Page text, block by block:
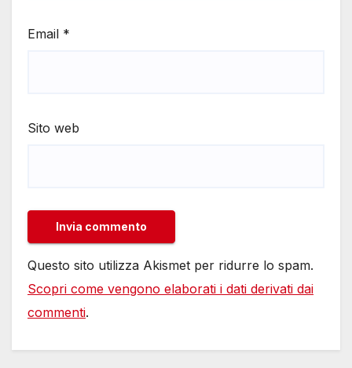
Email *
Sito web
Questo sito utilizza Akismet per ridurre lo spam.
Scopri come vengono elaborati i dati derivati dai
commenti.